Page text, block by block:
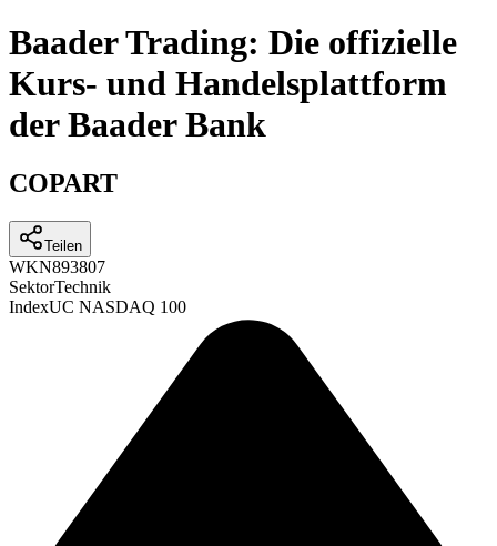
Baader Trading: Die offizielle
Kurs- und Handelsplattform
der Baader Bank
COPART
Teilen
WKN893807
SektorTechnik
IndexUC NASDAQ 100